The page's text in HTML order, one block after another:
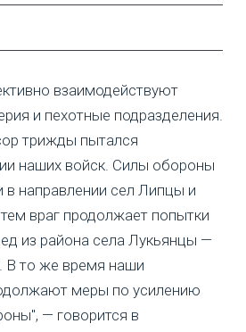
взаимодействуют
и пехотные подразделения.
трижды пытался
наших войск. Силы обороны
в направлении сел Липцы и
враг продолжает попытки
из района села Лукьянцы —
В то же время наши
меры по усилению
— говорится в